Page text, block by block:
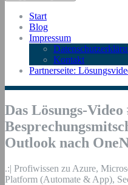
Start
Blog
Impressum
Kontakt
Partnerseite:
Das Lösungs-Video
Outlook nach
.:| Profiwissen zu Azure,
Platform (Automate & App),